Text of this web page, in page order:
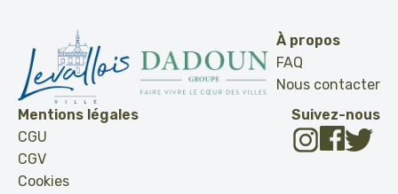
À propos
FAQ
Nous contacter
Mentions légales
CGU
CGV
Cookies
Suivez-nous